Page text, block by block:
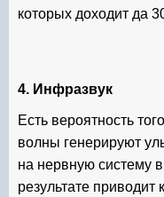
которых доходит да
4. Инфразвук
Есть вероятность
волны генерируют
на нервную систему
результате приводит